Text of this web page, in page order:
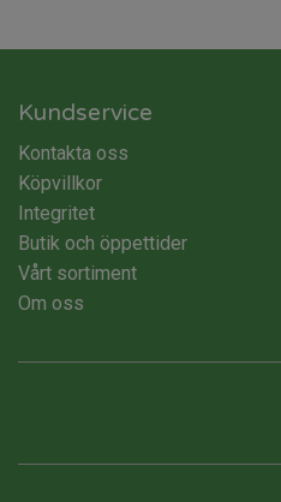
Kundservice
Kontakta oss
Köpvillkor
Integritet
Butik och öppettider
Vårt sortiment
Om oss